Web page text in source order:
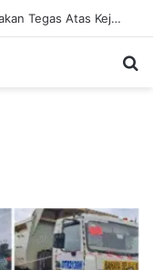
Penangkapan Bandit Curanmor: Tindakan Tegas Atas Kejahatan Sepeda Motor